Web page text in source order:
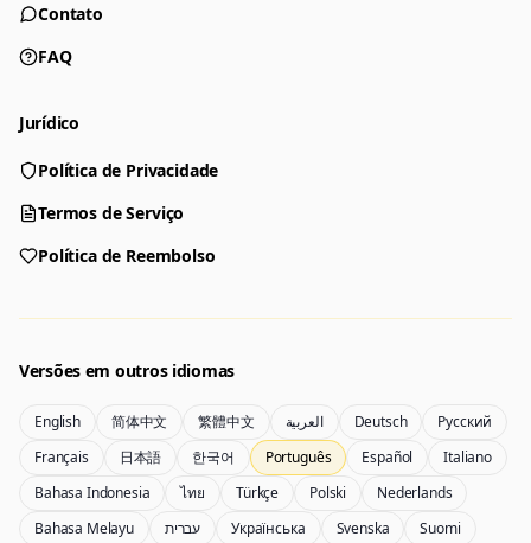
Contato
FAQ
Jurídico
Política de Privacidade
Termos de Serviço
Política de Reembolso
Versões em outros idiomas
English 简体中文 繁體中文 العربية Deutsch
Русский
Français
日本語 한국어 Português Español
Italiano
Bahasa Indonesia
ไทย Türkçe Polski
Nederlands
Bahasa Melayu
עברית Українська Svenska Suomi
Escolha uma ferramenta para criar
Gerador Nano Banana 2
Gerador Gemini 3.5 Flash Image
Nano Banana 2 Lite
Crie rapidamente com Lite